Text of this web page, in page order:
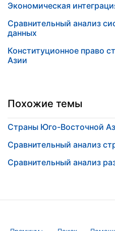
Экономическая
Сравнительный анализ
данных
Конституционное право
Азии
Похожие темы
Страны Юго-Восточной
Сравнительный анализ
Сравнительный анализ